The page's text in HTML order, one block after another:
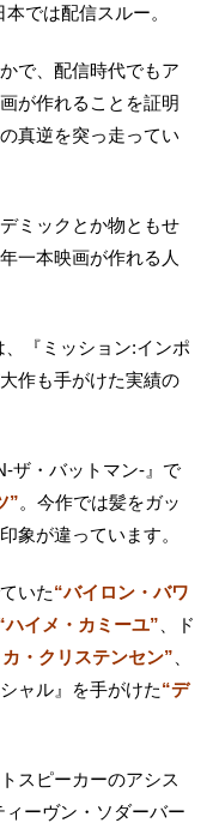
では配信スルー。
で、配信時代でもア
が作れることを証明
真逆を突っ走ってい
ミックとか物ともせ
一本映画が作れる人
、『ミッション:インポ
作も手がけた実績の
ザ・バットマン-』で
”。今作では髪をガッ
象が違っています。
いた“バイロン・バワ
ハイメ・カミーユ” 、ド
・クリステンセン”
ャル』を手がけた“デ
スピーカーのアシス
ィーヴン・ソダーバー